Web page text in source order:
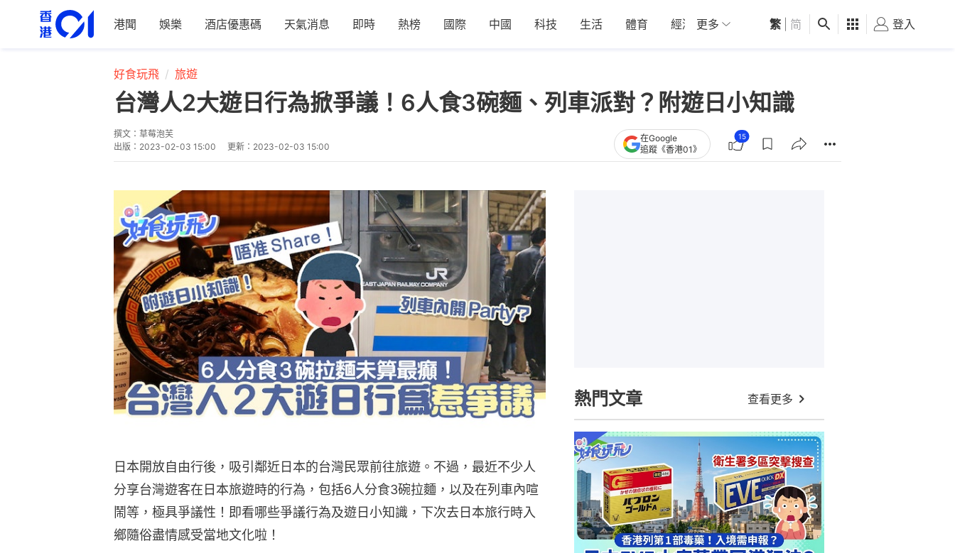
港聞 娛樂 酒店優惠碼 天氣消息 即時 熱榜 國際 中國 科技 生活 體育 經濟 01深圳 觀點 健康 好食玩飛
更多 繁 简 登入
好食玩飛 旅遊
台灣人2大遊日行為掀爭議！6人食3碗麵、列車派對？附遊日小知識
撰文： 草莓泡芙
出版： 2023-02-03 15:00 更新： 2023-02-03 15:00
在Google
追蹤《香港01》
15
日本開放自由行後，吸引鄰近日本的台灣民眾前往旅遊。不過，最近不少人
分享台灣遊客在日本旅遊時的行為，包括6人分食3碗拉麵，以及在列車內喧
鬧等，極具爭議性！即看哪些爭議行為及遊日小知識，下次去日本旅行時入
鄉隨俗盡情感受當地文化啦！
熱門文章 查看更多